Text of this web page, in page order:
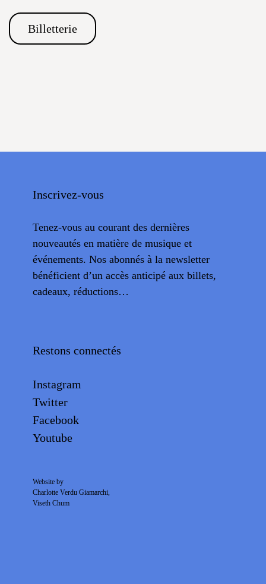
Billetterie
Inscrivez-vous
Tenez-vous au courant des dernières
nouveautés en matière de musique et
événements. Nos abonnés à la newsletter
bénéficient d’un accès anticipé aux billets,
cadeaux, réductions…
Restons connectés
Instagram
Twitter
Facebook
Youtube
Website by
Charlotte Verdu Giamarchi,
Viseth Chum